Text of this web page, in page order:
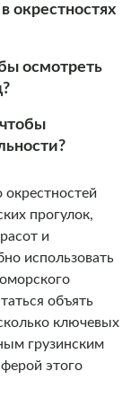
окрестностях
осмотреть
прогулок,
и
использовать
объять
ключевых
грузинским
этого